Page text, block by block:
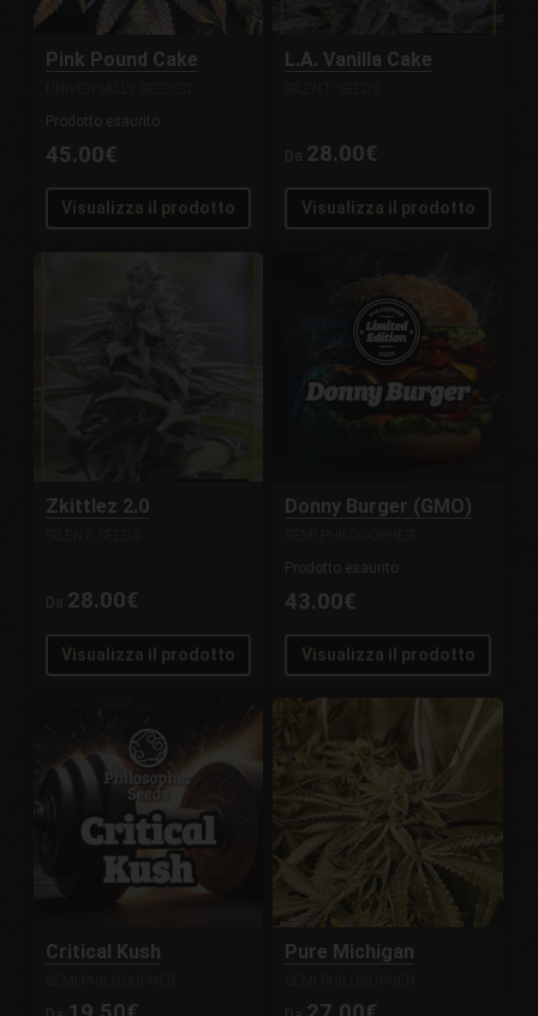
Pink Pound Cake
Prodotto esaurito
45.00€
Visualizza il prodotto
L.A. Vanilla Cake
28.00€
Visualizza il prodotto
Zkittlez 2.0
Da 28.00€
Visualizza il prodotto
Donny Burger (GMO)
Prodotto esaurito
43.00€
Visualizza il prodotto
Critical Kush Pure Michigan